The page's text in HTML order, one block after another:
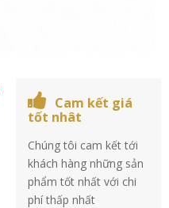
Cam kết giá
tốt nhât
Chúng tôi cam kết tới
khách hàng những sản
phẩm tốt nhất với chi
phí thấp nhất